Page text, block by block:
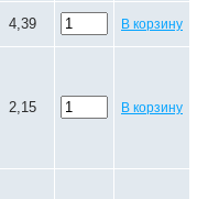
4,39 В корзину
2,15 В корзину